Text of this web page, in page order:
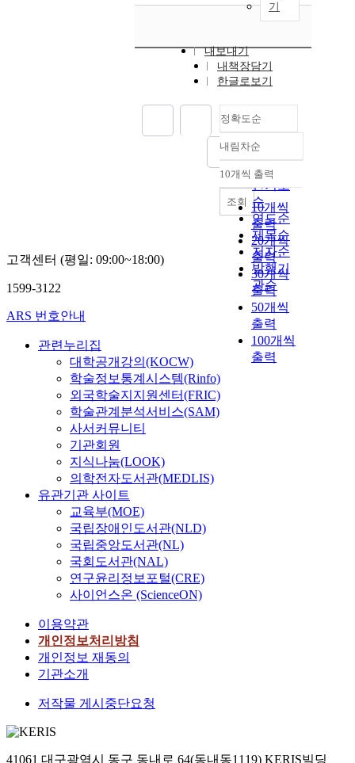
기
내보내기
내책장담기
한글로보기
정확도순
정확도
순
인기도
순
연도순
제목순
저자순
발행기
관순
내림차순
내림차순
10개씩 출력
10개씩
출력
20개씩
출력
30개씩
출력
50개씩
출력
100개씩
출력
조회
고객센터 (평일: 09:00~18:00)
1599-3122
ARS 번호안내
관련누리집
대학공개강의(KOCW)
학술정보통계시스템(Rinfo)
외국학술지지원센터(FRIC)
학술관계분석서비스(SAM)
사서커뮤니티
기관회원
지식나눔(LOOK)
의학전자도서관(MEDLIS)
유관기관 사이트
교육부(MOE)
국립장애인도서관(NLD)
국립중앙도서관(NL)
국회도서관(NAL)
연구윤리정보포털(CRE)
사이언스온 (ScienceON)
이용약관
개인정보처리방침
개인정보 재동의
기관소개
저작물 게시중단요청
41061 대구광역시 동구 동내로 64(동내동1119) KERIS빌딩